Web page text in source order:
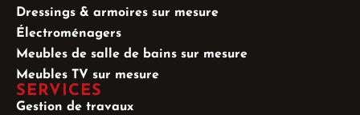
Dressings & armoires sur mesure
Électroménagers
Meubles de salle de bains sur mesure
Meubles TV sur mesure
SERVICES
Gestion de travaux